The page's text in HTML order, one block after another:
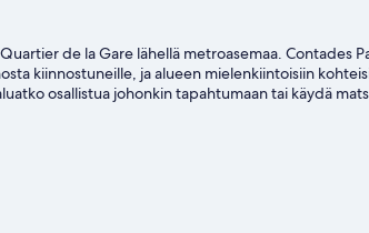
de la Gare lähellä metroasemaa. Contades
kiinnostuneille, ja alueen mielenkiintoisiin
osallistua johonkin tapahtumaan tai käydä
stadion tapahtumakalenteri.